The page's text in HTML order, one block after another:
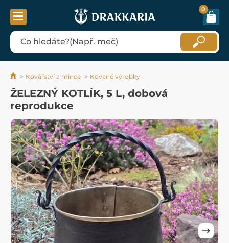
0
Kovářství a mince Kované výrobky
ŽELEZNÝ KOTLÍK, 5 L, dobová
reprodukce